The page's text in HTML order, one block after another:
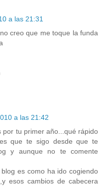
a las 21:31
creo que me toque la funda
a las 21:42
por tu primer año...qué rápido
que te sigo desde que te
y aunque no te comente
es como ha ido cogiendo
esos cambios de cabecera